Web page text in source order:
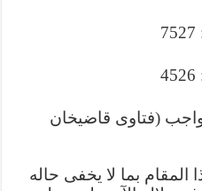
(فتاوى قاضيخان
المقام بما لا يخفى حاله